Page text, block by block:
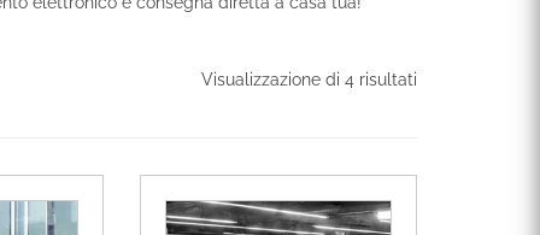
Visualizzazione di 4 risultati